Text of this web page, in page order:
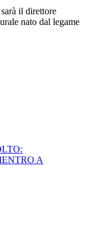
il direttore
nato dal legame
A